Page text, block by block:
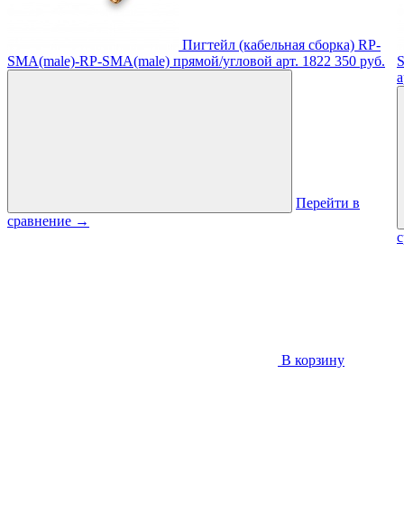
Пигтейл (кабельная сборка) RP-
SMA(male)-RP-SMA(male) прямой/угловой арт. 1822 350 руб.
Перейти в
сравнение →
В корзину